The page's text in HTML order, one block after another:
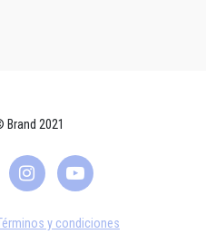
2021
y condiciones